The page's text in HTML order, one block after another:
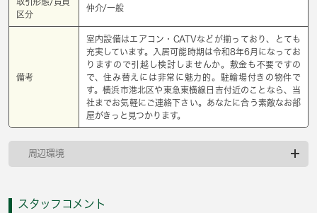
区分
仲介/一般
備考
室内設備はエアコン・CATVなどが揃っており、とても
充実しています。入居可能時期は令和8年6月になってお
りますので引越し検討しませんか。敷金も不要ですの
で、住み替えには非常に魅力的。駐輪場付きの物件で
す。横浜市港北区や東急東横線日吉付近のことなら、当
社までお気軽にご連絡下さい。あなたに合う素敵なお部
屋がきっと見つかります。
周辺環境
スタッフコメント